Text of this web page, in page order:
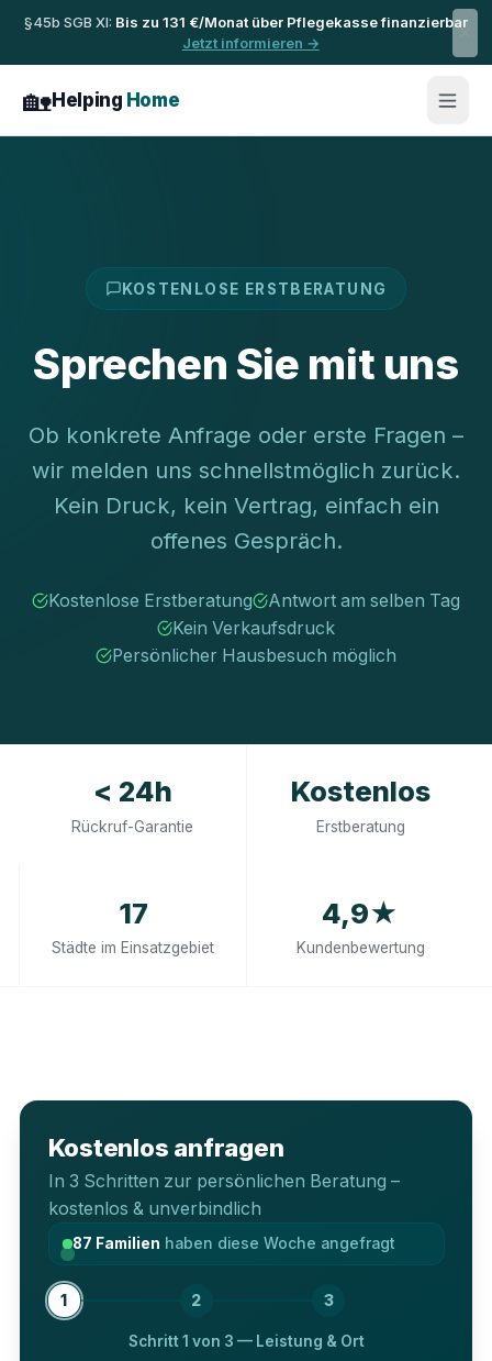
Zum Inhalt springen
§45b SGB XI: Bis zu 131 €/Monat über Pflegekasse finanzierbar
Jetzt informieren →
🏡Helping Home
KOSTENLOSE ERSTBERATUNG
Sprechen Sie mit uns
Ob konkrete Anfrage oder erste Fragen –
wir melden uns schnellstmöglich zurück.
Kein Druck, kein Vertrag, einfach ein
offenes Gespräch.
Kostenlose Erstberatung
Antwort am selben Tag
Kein Verkaufsdruck
Persönlicher Hausbesuch möglich
< 24h
Rückruf-Garantie
Kostenlos
Erstberatung
17
Städte im Einsatzgebiet
4,9★
Kundenbewertung
Kostenlos anfragen
In 3 Schritten zur persönlichen Beratung –
kostenlos & unverbindlich
87 Familien haben diese Woche angefragt
1 2 3
Schritt1 von 3 — Leistung & Ort